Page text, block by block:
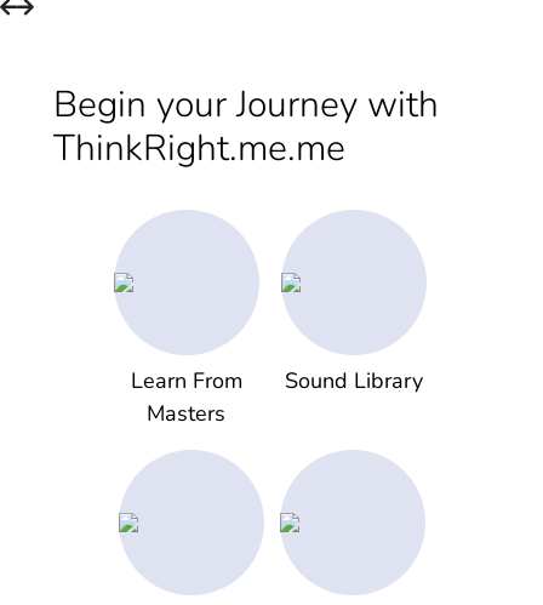
Begin your Journey with
ThinkRight.me.me
Learn From
Masters
Sound Library